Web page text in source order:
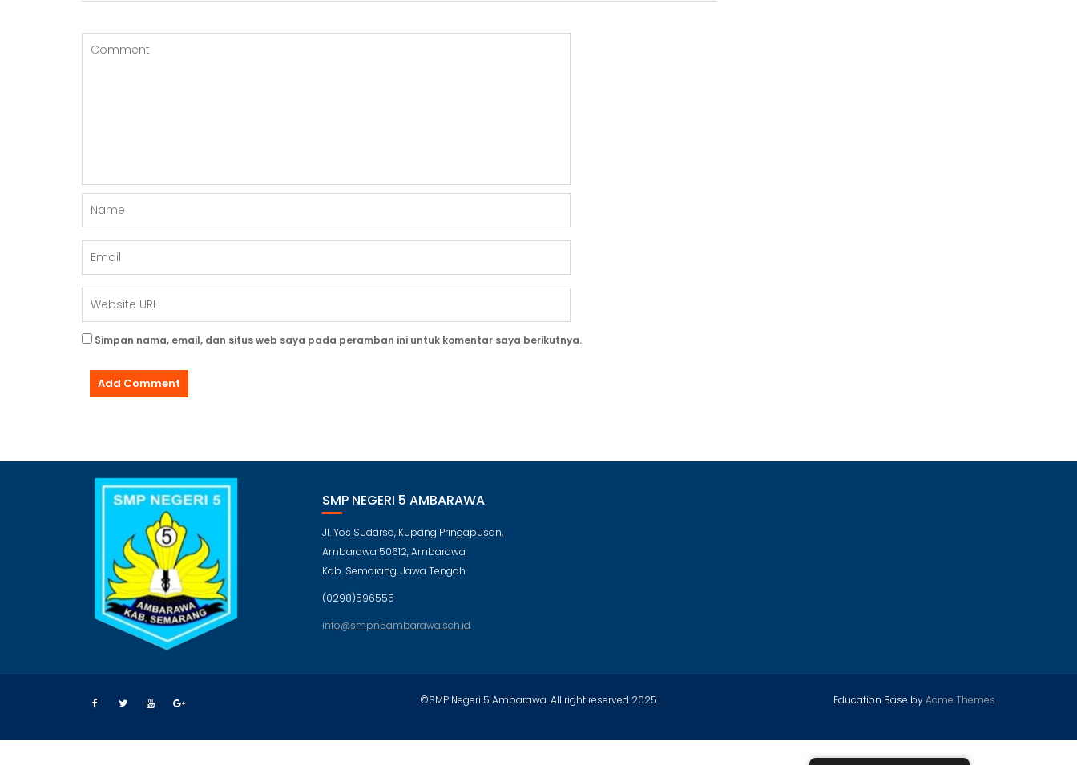
Simpan nama, email, dan situs web saya pada peramban ini untuk komentar saya berikutnya.
SMP NEGERI 5 AMBARAWA
Jl. Yos Sudarso, Kupang Pringapusan,
Ambarawa 50612, Ambarawa
Kab. Semarang, Jawa Tengah
(0298)596555
info@smpn5ambarawa.sch.id
©SMP Negeri 5 Ambarawa. All right reserved 2025 Education Base byAcme Themes